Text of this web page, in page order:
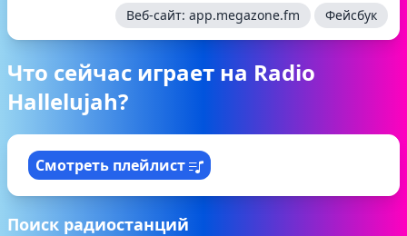
Веб-сайт: app.megazone.fm Фейсбук
Что сейчас играет на Radio
Hallelujah?
Смотреть плейлист
Поиск радиостанций